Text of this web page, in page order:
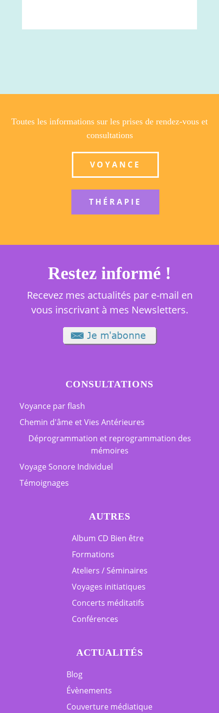
Toutes les informations sur les prises de rendez-vous et
consultations
VOYANCE
THÉRAPIE
Restez informé !
Recevez mes actualités par e-mail en
vous inscrivant à mes Newsletters.
CONSULTATIONS
Voyance par flash
Chemin d'âme et Vies Antérieures
Déprogrammation et reprogrammation des
mémoires
Voyage Sonore Individuel
Témoignages
AUTRES
Album CD Bien être
Formations
Ateliers / Séminaires
Voyages initiatiques
Concerts méditatifs
Conférences
ACTUALITÉS
Blog
Évènements
Couverture médiatique